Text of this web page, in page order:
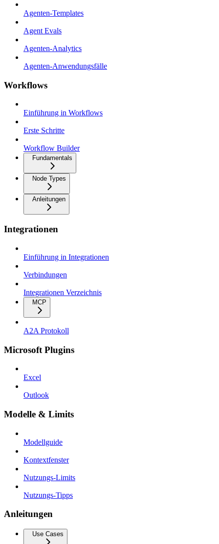
Agenten-Templates
Agent Evals
Agenten-Analytics
Agenten-Anwendungsfälle
Workflows
Einführung in Workflows
Erste Schritte
Workflow Builder
Fundamentals
Node Types
Anleitungen
Integrationen
Einführung in Integrationen
Verbindungen
Integrationen Verzeichnis
MCP
A2A Protokoll
Microsoft Plugins
Excel
Outlook
Modelle & Limits
Modellguide
Kontextfenster
Nutzungs-Limits
Nutzungs-Tipps
Anleitungen
Use Cases